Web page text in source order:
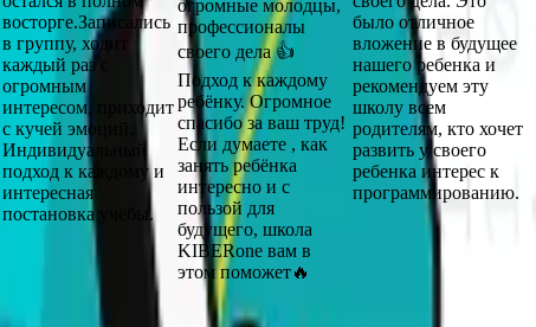
восторге.Записались
в группу, ходит
каждый раз с
огромным
интересом, приходит
с кучей эмоций.
Индивидуальный
подход к каждому и
интересная
постановка учёбы.
огромные молодцы,
профессионалы
своего дела 👍
Подход к каждому
ребёнку. Огромное
спасибо за ваш труд!
Если думаете , как
занять ребёнка
интересно и с
пользой для
будущего, школа
KIBERone вам в
этом поможет🔥
было отличное
вложение в будущее
нашего ребенка и
рекомендуем эту
школу всем
родителям, кто хочет
развить у своего
ребенка интерес к
программированию.